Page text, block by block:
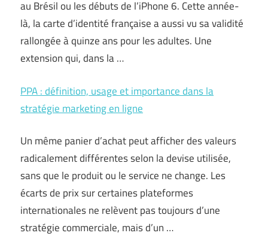
au Brésil ou les débuts de l’iPhone 6. Cette année-
là, la carte d’identité française a aussi vu sa validité
rallongée à quinze ans pour les adultes. Une
extension qui, dans la …
PPA : définition, usage et importance dans la
stratégie marketing en ligne
Un même panier d’achat peut afficher des valeurs
radicalement différentes selon la devise utilisée,
sans que le produit ou le service ne change. Les
écarts de prix sur certaines plateformes
internationales ne relèvent pas toujours d’une
stratégie commerciale, mais d’un …